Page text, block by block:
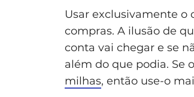
Usar exclusivamente o
compras. A ilusão de
conta vai chegar e se
além do que podia. Se
milhas, então use-o